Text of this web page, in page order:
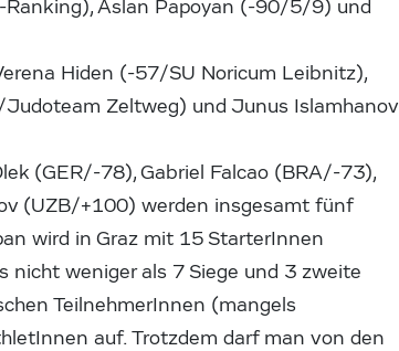
Aslan Papoyan (-90/5/9) und
Hiden (-57/SU Noricum Leibnitz),
Zeltweg) und Junus Islamhanov
(GER/-78), Gabriel Falcao (BRA/-73),
(UZB/+100) werden insgesamt fünf
wird in Graz mit 15 StarterInnen
nicht weniger als 7 Siege und 3 zweite
TeilnehmerInnen (mangels
auf. Trotzdem darf man von den